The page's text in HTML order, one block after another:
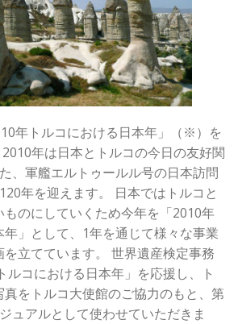
年トルコにおける日本年」（※）を
年は日本とトルコの今日の友好関
、軍艦エルトゥールル号の日本訪問
年を迎えます。 日本ではトルコと
のにしていくため今年を「2010年
年」として、1年を通じて様々な事業
立てています。 世界遺産検定事務
ルコにおける日本年」を応援し、ト
をトルコ大使館のご協力のもと、第
ュアルとして使わせていただきま